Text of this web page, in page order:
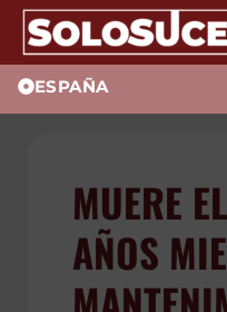
ESPAÑA
MUERE
AÑOS